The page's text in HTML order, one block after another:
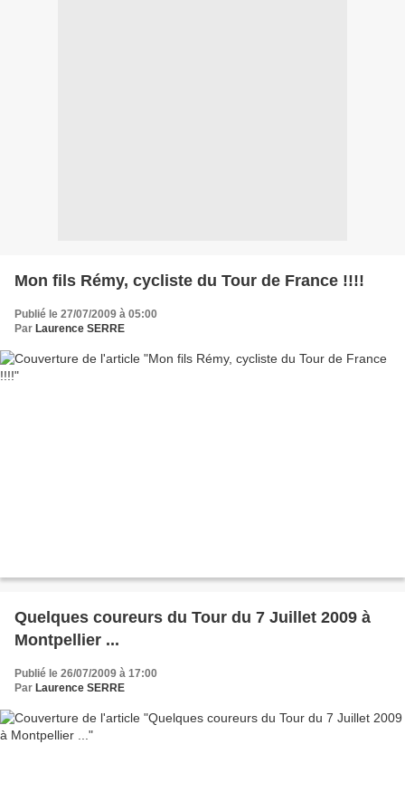
Mon fils Rémy, cycliste du Tour de France !!!!
Publié le 27/07/2009 à 05:00
Par Laurence SERRE
Quelques coureurs du Tour du 7 Juillet 2009 à
Montpellier ...
Publié le 26/07/2009 à 17:00
Par Laurence SERRE